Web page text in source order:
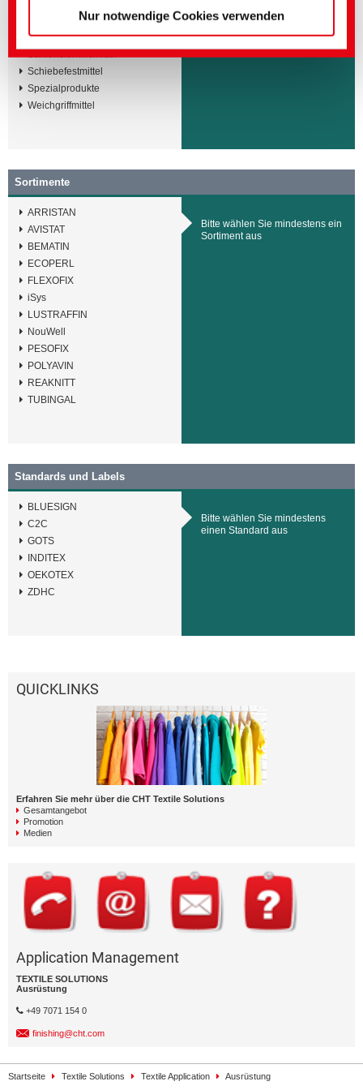
Nur notwendige Cookies verwenden
Oberflächenmodifikatoren/
Griffmodifikatoren
Rauavivagen
Sanforisierhilfsmittel
Schiebefestmittel
Spezialprodukte
Weichgriffmittel
Sortimente
ARRISTAN
AVISTAT
BEMATIN
ECOPERL
FLEXOFIX
iSys
LUSTRAFFIN
NouWell
PESOFIX
POLYAVIN
REAKNITT
TUBINGAL
Bitte wählen Sie mindestens ein
Sortiment aus
Standards und Labels
BLUESIGN
C2C
GOTS
INDITEX
OEKOTEX
ZDHC
Bitte wählen Sie mindestens
einen Standard aus
QUICKLINKS
Erfahren Sie mehr über die CHT Textile Solutions
Gesamtangebot
Promotion
Medien
Application Management
TEXTILE SOLUTIONS
Ausrüstung
+49 7071 154 0
finishing@cht.com
Startseite Textile Solutions Textile Application Ausrüstung